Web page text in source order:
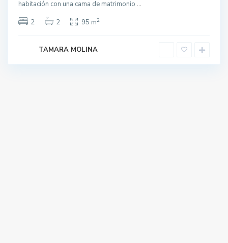
habitación con una cama de matrimonio ...
2
2 95 m2
TAMARA MOLINA